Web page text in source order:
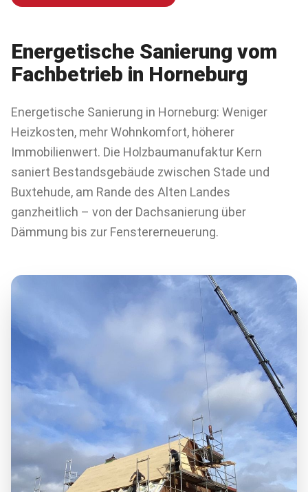
Energetische Sanierung vom
Fachbetrieb in Horneburg
Energetische Sanierung in Horneburg: Weniger
Heizkosten, mehr Wohnkomfort, höherer
Immobilienwert. Die Holzbaumanufaktur Kern
saniert Bestandsgebäude zwischen Stade und
Buxtehude, am Rande des Alten Landes
ganzheitlich – von der Dachsanierung über
Dämmung bis zur Fenstererneuerung.